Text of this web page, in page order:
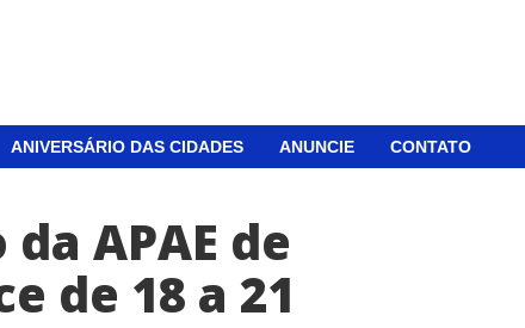
ANIVERSÁRIO DAS CIDADES ANUNCIE CONTATO
APAE de
de 18 a 21